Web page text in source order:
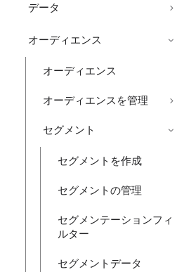
データ
オーディエンス
オーディエンス
オーディエンスを管理
セグメント
セグメントを作成
セグメントの管理
セグメンテーションフィ
ルター
セグメントデータ